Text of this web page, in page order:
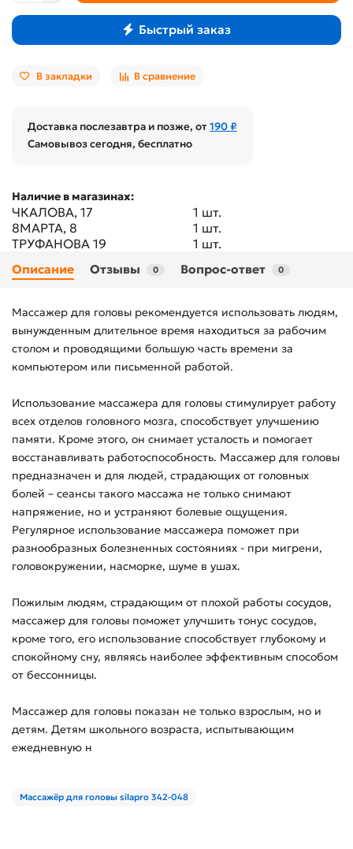
Быстрый заказ
В закладки В сравнение
Доставка послезавтра и позже, от190 ₽
Самовывоз сегодня, бесплатно
Наличие в магазинах:
ЧКАЛОВА, 17
1 шт.
8МАРТА, 8
1 шт.
ТРУФАНОВА 19
1 шт.
Описание Отзывы 0 Вопрос-ответ 0
Массажер для головы рекомендуется использовать людям,
вынужденным длительное время находиться за рабочим
столом и проводящими большую часть времени за
компьютером или письменной работой.
Использование массажера для головы стимулирует работу
всех отделов головного мозга, способствует улучшению
памяти. Кроме этого, он снимает усталость и помогает
восстанавливать работоспособность. Массажер для головы
предназначен и для людей, страдающих от головных
болей – сеансы такого массажа не только снимают
напряжение, но и устраняют болевые ощущения.
Регулярное использование массажера поможет при
разнообразных болезненных состояниях - при мигрени,
головокружении, насморке, шуме в ушах.
Пожилым людям, страдающим от плохой работы сосудов,
массажер для головы поможет улучшить тонус сосудов,
кроме того, его использование способствует глубокому и
спокойному сну, являясь наиболее эффективным способом
от бессонницы.
Массажер для головы показан не только взрослым, но и
детям. Детям школьного возраста, испытывающим
ежедневную н
Массажёр для головы silapro 342-048